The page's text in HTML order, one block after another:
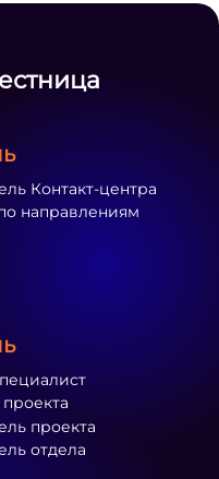
проекта
отдела
Контакт-центра
направлениям